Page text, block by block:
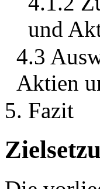
und
4.3
Aktien
5. Fazit